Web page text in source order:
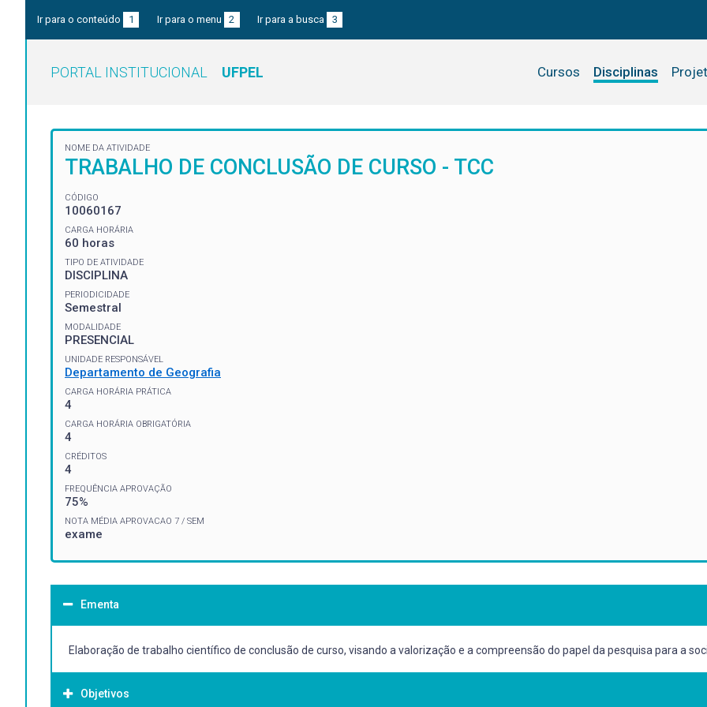
Ir para o conteúdo 1 Ir para o menu 2 Ir para a busca 3
PORTAL INSTITUCIONAL UFPEL Cursos Disciplinas
NOME DA ATIVIDADE
TRABALHO DE CONCLUSÃO DE CURSO - TCC
CÓDIGO
10060167
CARGA HORÁRIA
60 horas
TIPO DE ATIVIDADE
DISCIPLINA
PERIODICIDADE
Semestral
MODALIDADE
PRESENCIAL
UNIDADE RESPONSÁVEL
Departamento de Geografia
CARGA HORÁRIA PRÁTICA
4
CARGA HORÁRIA OBRIGATÓRIA
4
CRÉDITOS
4
FREQUÊNCIA APROVAÇÃO
75%
NOTA MÉDIA APROVACAO 7 / SEM
exame
Ementa
Elaboração de trabalho científico de conclusão de curso, visando a valorização e a compreensão do papel da pesquisa para a
Objetivos